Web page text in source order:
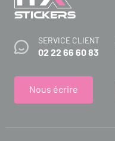
SERVICE CLIENT
02 22 66 60 83
Nous écrire